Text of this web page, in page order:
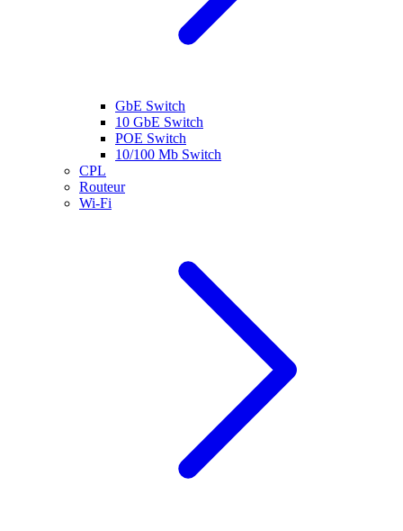
GbE Switch
10 GbE Switch
POE Switch
10/100 Mb Switch
CPL
Routeur
Wi-Fi